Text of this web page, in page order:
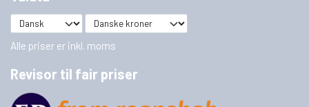
Alle priser er inkl. moms
Revisor til fair priser